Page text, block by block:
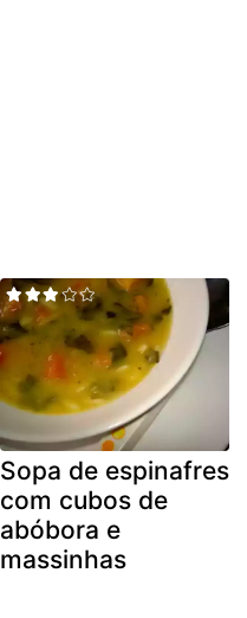
Sopa de espinafres
com cubos de
abóbora e
massinhas